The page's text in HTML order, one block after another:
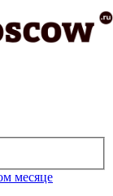
месяце